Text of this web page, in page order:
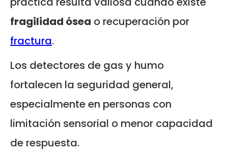
fragilidad ósea o recuperación por
fractura.
Los detectores de gas y humo
fortalecen la seguridad general,
especialmente en personas con
limitación sensorial o menor capacidad
de respuesta.